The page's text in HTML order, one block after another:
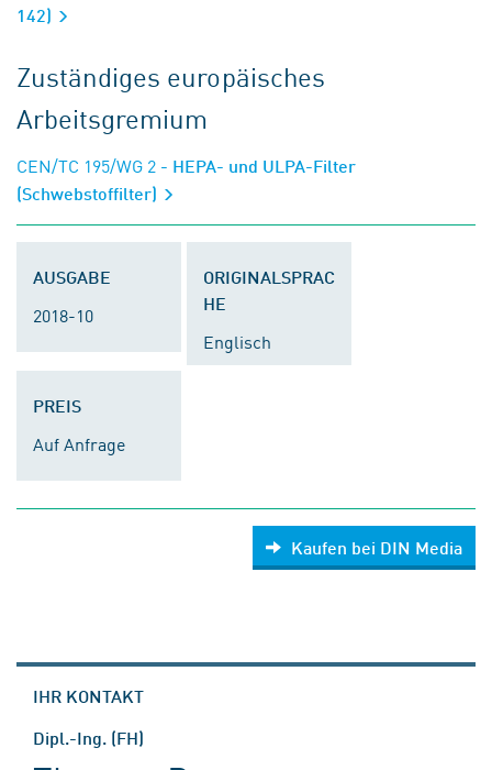
142)
Zuständiges europäisches
Arbeitsgremium
CEN/TC 195/WG 2 - HEPA- und ULPA-Filter
(Schwebstoffilter)
AUSGABE
2018-10
ORIGINALSPRAC
HE
Englisch
PREIS
Auf Anfrage
Kaufen bei DIN Media
IHR KONTAKT
Dipl.-Ing. (FH)